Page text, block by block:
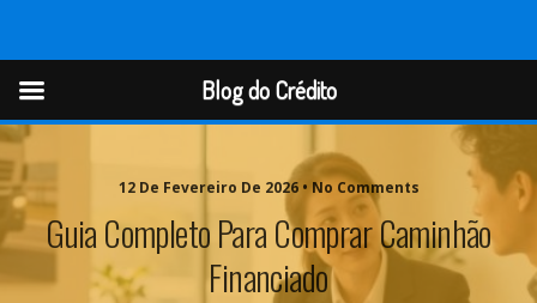
Blog do Crédito
12 De Fevereiro De 2026 • No Comments
Guia Completo Para Comprar Caminhão
Financiado
Blog do Crédito